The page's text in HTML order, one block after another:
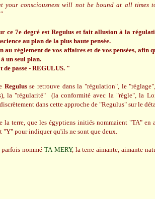
your consciousness will not be bound at all times
ce 7e degré est Regulus et fait allusion à la
au plan de la plus haute pensée.
règlement de vos affaires et de vos pensées, afin
un seul plan.
de passe - REGULUS. "
Regulusse retrouve dans la "régulation", le
la "régularité" (la conformité avec la "règle", la
dans cette approche de "Regulus" sur le
la terre, que les égyptiens initiés nommaient "TA"
"Y" pour indiquer qu'ils ne sont que deux.
nommé TA-MERY, la terre aimante, aimante